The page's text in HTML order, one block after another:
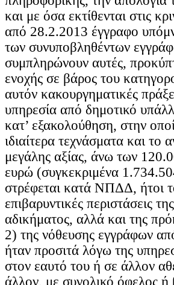
και με όσα εκτίθενται στις
από 28.2.2013 έγγραφο
των συνυποβληθέντων
συμπληρώνουν αυτές,
ενοχής σε βάρος του
αυτόν κακουργηματικές
υπηρεσία από δημοτικό
κατ’ εξακολούθηση, στην
ιδιαίτερα τεχνάσματα και το
μεγάλης αξίας, άνω των
ευρώ (συγκεκριμένα
στρέφεται κατά ΝΠΔΔ, ήτοι
επιβαρυντικές περιστάσεις
αδικήματος, αλλά και της
2) της νόθευσης εγγράφων
ήταν προσιτά λόγω της
στον εαυτό του ή σε άλλον
άλλον, με συνολικό όφελος